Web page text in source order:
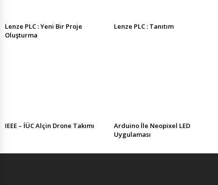
Lenze PLC : Yeni Bir Proje
Oluşturma
Lenze PLC : Tanıtım
IEEE – İÜC Alçin Drone Takımı
Arduino İle Neopixel LED
Uygulaması